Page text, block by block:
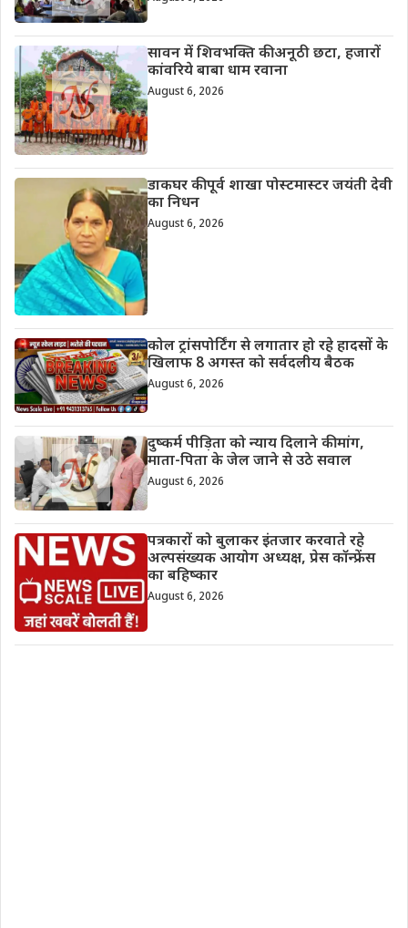
सावन में शिवभक्ति की अनूठी छटा, हजारों
कांवरिये बाबा धाम रवाना
August 6, 2026
डाकघर की पूर्व शाखा पोस्टमास्टर जयंती देवी
का निधन
August 6, 2026
कोल ट्रांसपोर्टिंग से लगातार हो रहे हादसों के
खिलाफ 8 अगस्त को सर्वदलीय बैठक
August 6, 2026
दुष्कर्म पीड़िता को न्याय दिलाने की मांग,
माता-पिता के जेल जाने से उठे सवाल
August 6, 2026
पत्रकारों को बुलाकर इंतजार करवाते रहे
अल्पसंख्यक आयोग अध्यक्ष, प्रेस कॉन्फ्रेंस
का बहिष्कार
August 6, 2026